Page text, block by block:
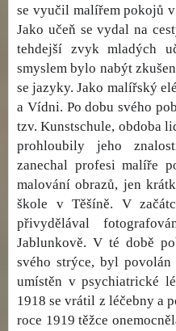
se vyučil malířem pokojů
Jako učeň se vydal na
tehdejší zvyk mladých
smyslem bylo nabýt
se jazyky. Jako malířský
a Vídni. Po dobu svého
tzv. Kunstschule, obdoba
prohloubily jeho
zanechal profesi malíře
malování obrazů, jen
škole v Těšíně. V
přivydělával
Jablunkově. V té době
svého strýce, byl
umístěn v psychiatrické
1918 se vrátil z léčebny a
roce 1919 těžce